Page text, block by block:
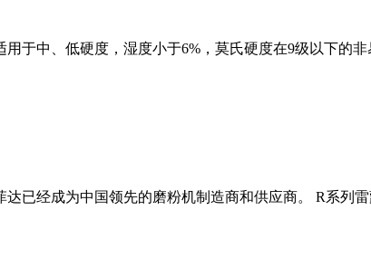
于中、低硬度，湿度小于6%，莫氏硬度在9级以下的
已经成为中国领先的磨粉机制造商和供应商。 R系列